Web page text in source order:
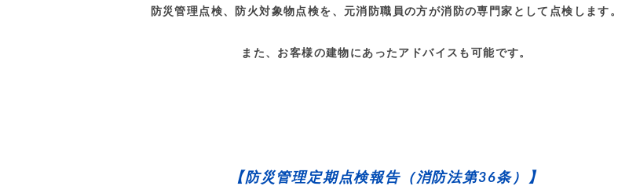
防災管理点検、防火対象物点検を、元消防職員の方が消防の専門家として点検します。
また、お客様の建物にあったアドバイスも可能です。
【防災管理定期点検報告（消防法第36条）】